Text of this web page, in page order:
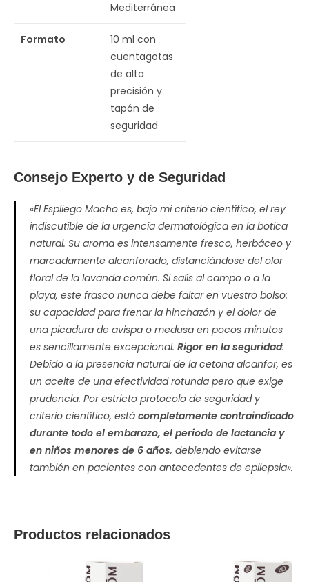
Mediterránea
Formato
10 ml con
cuentagotas
de alta
precisión y
tapón de
seguridad
Consejo Experto y de Seguridad
«El Espliego Macho es, bajo mi criterio científico, el rey
indiscutible de la urgencia dermatológica en la botica
natural. Su aroma es intensamente fresco, herbáceo y
marcadamente alcanforado, distanciándose del olor
floral de la lavanda común. Si salís al campo o a la
playa, este frasco nunca debe faltar en vuestro bolso:
su capacidad para frenar la hinchazón y el dolor de
una picadura de avispa o medusa en pocos minutos
es sencillamente excepcional. Rigor en la seguridad:
Debido a la presencia natural de la cetona alcanfor, es
un aceite de una efectividad rotunda pero que exige
prudencia. Por estricto protocolo de seguridad y
criterio científico, está completamente contraindicado
durante todo el embarazo, el periodo de lactancia y
en niños menores de 6 años, debiendo evitarse
también en pacientes con antecedentes de epilepsia».
Productos relacionados